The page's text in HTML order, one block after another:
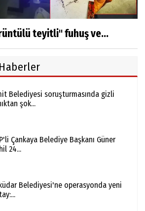
teyitli" fuhuş ve...
Haberler
Belediyesi soruşturmasında gizli
şok...
Çankaya Belediye Başkanı Güner
24...
Belediyesi'ne operasyonda yeni